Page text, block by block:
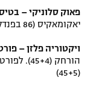
פאוק סלוניקי – בטיס
יאקומאקיס (86 בפנדל)
ויקטוריה פלזן – פורטו
(45+5)